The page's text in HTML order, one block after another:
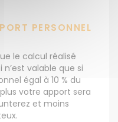
PERSONNEL
le calcul réalisé
valable que si
égal à 10 % du
votre apport sera
et moins